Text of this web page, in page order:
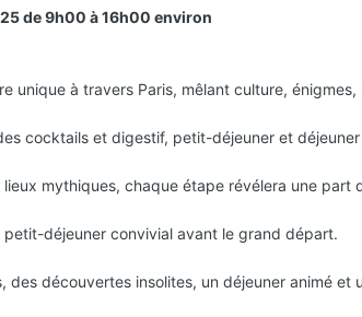
de 9h00 à 16h00 environ
unique à travers Paris, mêlant culture,
cocktails et digestif, petit-déjeuner et
lieux mythiques, chaque étape révélera une
petit-déjeuner convivial avant le grand départ.
des découvertes insolites, un déjeuner animé